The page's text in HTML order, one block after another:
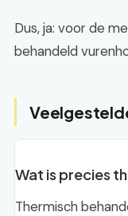
Dus, ja: voor de
behandeld
Wat is precies
Thermisch